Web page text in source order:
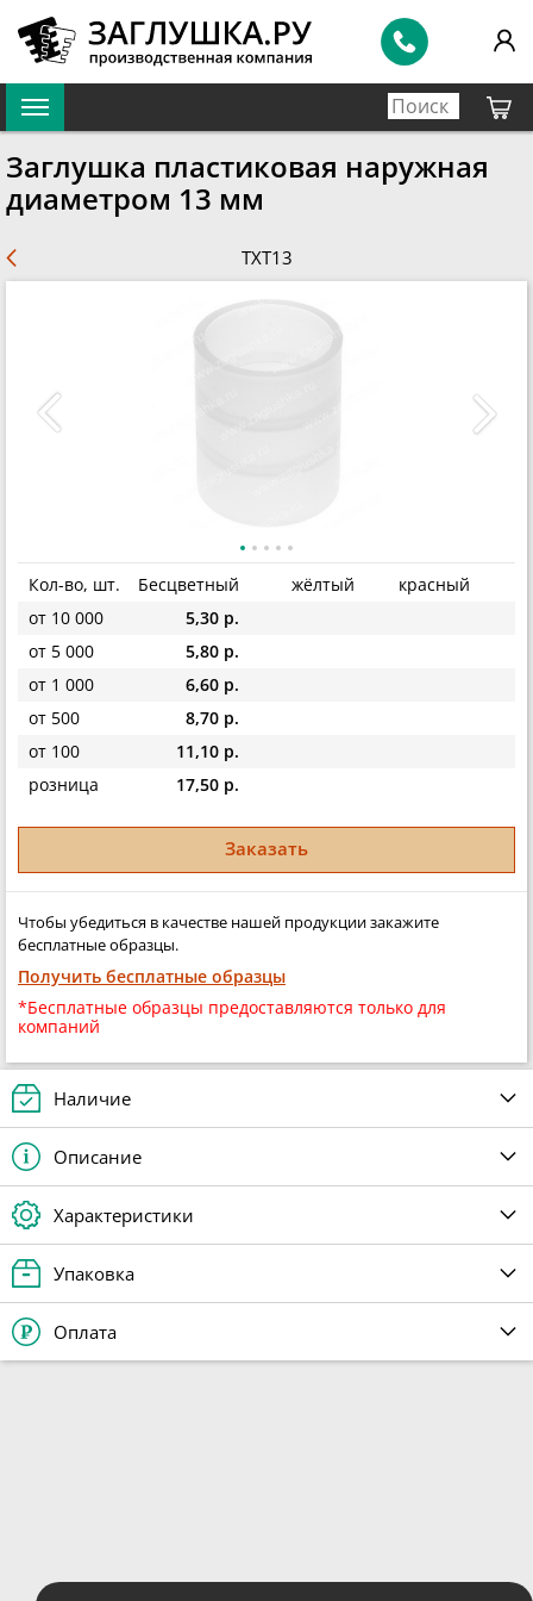
Заглушка пластиковая наружная
диаметром 13 мм
TXT13
Кол-во, шт. Бесцветный жёлтый
красный
от 10 000
5,30 р.
от 5 000
5,80 р.
от 1 000
6,60 р.
от 500
8,70 р.
от 100
11,10 р.
розница
17,50 р.
Заказать
Чтобы убедиться в качестве нашей продукции закажите
бесплатные образцы.
Получить бесплатные образцы
*Бесплатные образцы предоставляются только для
компаний
Наличие
Описание
Характеристики
Упаковка
Оплата